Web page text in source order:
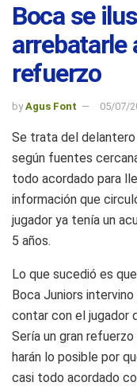
Boca se
arrebatarle
refuerzo
by Agus Font 05/07/
Se trata del delantero
según fuentes
todo acordado para
información que
jugador ya tenía un
5 años.
Lo que sucedió es
Boca Juniors
contar con el jugador
Sería un gran
harán lo posible por
casi todo acordado